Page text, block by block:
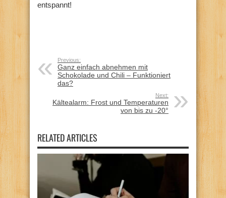
entspannt!
Previous:
Ganz einfach abnehmen mit
Schokolade und Chili – Funktioniert
das?
Next:
Kältealarm: Frost und Temperaturen
von bis zu -20°
RELATED ARTICLES